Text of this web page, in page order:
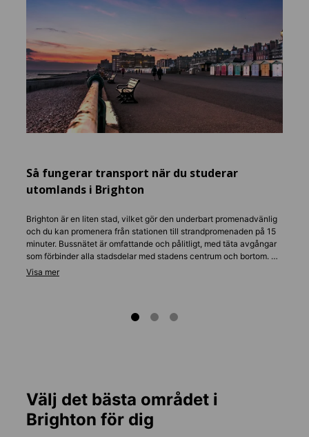
Så fungerar transport när du studerar
utomlands i Brighton
Brighton är en liten stad, vilket gör den underbart promenadvänlig
och du kan promenera från stationen till strandpromenaden på 15
minuter. Bussnätet är omfattande och pålitligt, med täta avgångar
som förbinder alla stadsdelar med stadens centrum och bortom. De
flesta studenter köper ett vecko- eller månadskort för
tillgängliga. För längre resor går direkttåg till London på under en
Välj det bästa området i
Brighton för dig